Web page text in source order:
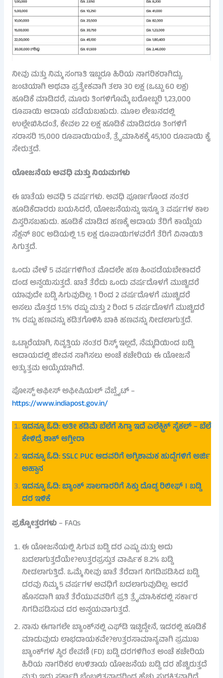
ನೀವು ಮತ್ತು ನಿಮ್ಮ ಸಂಗಾತಿ ಇಬ್ಬರೂ ಹಿರಿಯ ನಾಗರಿಕರಾಗಿದ್ದು,
ಜಂಟಿಯಾಗಿ ಅಥವಾ ಪ್ರತ್ಯೇಕವಾಗಿ ತಲಾ 30 ಲಕ್ಷ (ಒಟ್ಟು 60 ಲಕ್ಷ)
ಹೂಡಿಕೆ ಮಾಡಿದರೆ, ಮೂರು ತಿಂಗಳಿಗೊಮ್ಮೆ ಬರೋಬ್ಬರಿ 1,23,000
ರೂಪಾಯಿ ಆದಾಯ ಪಡೆಯಬಹುದು. ಮೂಲ ಲೇಖನದಲ್ಲಿ
ಉಲ್ಲೇಖಿಸಿದಂತೆ, ಕೇವಲ 22 ಲಕ್ಷ ಹೂಡಿಕೆ ಮಾಡಿದರೂ ತಿಂಗಳಿಗೆ
ಸರಾಸರಿ 15,000 ರೂಪಾಯಿಯಂತೆ, ತ್ರೈಮಾಸಿಕಕ್ಕೆ 45,100 ರೂಪಾಯಿ ಕೈ
ಸೇರುತ್ತದೆ.
ಯೋಜನೆಯ ಅವಧಿ ಮತ್ತು ನಿಯಮಗಳು
ಈ ಖಾತೆಯ ಅವಧಿ 5 ವರ್ಷಗಳು. ಅವಧಿ ಪೂರ್ಣಗೊಂಡ ನಂತರ
ಹೂಡಿಕೆದಾರರು ಬಯಸಿದರೆ, ಯೋಜನೆಯನ್ನು ಇನ್ನೂ 3 ವರ್ಷಗಳ ಕಾಲ
ವಿಸ್ತರಿಸಬಹುದು. ಹೂಡಿಕೆ ಮಾಡಿದ ಹಣಕ್ಕೆ ಆದಾಯ ತೆರಿಗೆ ಕಾಯ್ದೆಯ
ಸೆಕ್ಷನ್ 80C ಅಡಿಯಲ್ಲಿ 1.5 ಲಕ್ಷ ರೂಪಾಯಿಗಳವರೆಗೆ ತೆರಿಗೆ ವಿನಾಯಿತಿ
ಸಿಗುತ್ತದೆ.
ಒಂದು ವೇಳೆ 5 ವರ್ಷಗಳಿಗಿಂತ ಮೊದಲೇ ಹಣ ಹಿಂಪಡೆಯಬೇಕಾದರೆ
ದಂಡ ಅನ್ವಯಿಸುತ್ತದೆ. ಖಾತೆ ತೆರೆದು ಒಂದು ವರ್ಷದೊಳಗೆ ಮುಚ್ಚಿದರೆ
ಯಾವುದೇ ಬಡ್ಡಿ ಸಿಗುವುದಿಲ್ಲ. 1 ರಿಂದ 2 ವರ್ಷದೊಳಗೆ ಮುಚ್ಚಿದರೆ
ಅಸಲು ಮೊತ್ತದ 1.5% ರಷ್ಟು ಮತ್ತು 2 ರಿಂದ 5 ವರ್ಷದೊಳಗೆ ಮುಚ್ಚಿದರೆ
1% ರಷ್ಟು ಹಣವನ್ನು ಕಡಿತಗೊಳಿಸಿ ಬಾಕಿ ಹಣವನ್ನು ನೀಡಲಾಗುತ್ತದೆ.
ಒಟ್ಟಾರೆಯಾಗಿ, ನಿವೃತ್ತಿಯ ನಂತರ ರಿಸ್ಕ್ ಇಲ್ಲದೆ, ನೆಮ್ಮದಿಯಿಂದ ಬಡ್ಡಿ
ಆದಾಯದಲ್ಲಿ ಜೀವನ ಸಾಗಿಸಲು ಅಂಚೆ ಕಚೇರಿಯ ಈ ಯೋಜನೆ
ಅತ್ಯುತ್ತಮ ಆಯ್ಕೆಯಾಗಿದೆ.
ಪೋಸ್ಟ್ ಆಫೀಸ್ ಅಫೀಷಿಯಲ್ ವೆಬ್ಸೈಟ್ –
https://www.indiapost.gov.in/
ಇದನ್ನೂ ಓದಿ: ಅತೀ ಕಡಿಮೆ ಬೆಲೆಗೆ ಸಿಗ್ತಾ ಇದೆ ಎಲೆಕ್ಟ್ರಿಕ್ ಸೈಕಲ್ – ಬೆಲೆ
ಕೇಳಿದ್ರೆ ಶಾಕ್ ಆಗ್ತೀರಾ
ಇದನ್ನೂ ಓದಿ: SSLC PUC ಆದವರಿಗೆ ಅಗ್ನಿಶಾಮಕ ಹುದ್ದೆಗಳಿಗೆ ಅರ್ಜಿ
ಅಹ್ವಾನ
ಇದನ್ನೂ ಓದಿ: ಬ್ಯಾಂಕ್ ಸಾಲಗಾರರಿಗೆ ಸಿಕ್ತು ದೊಡ್ಡ ರಿಲೀಫ್ । ಬಡ್ಡಿ
ದರ ಇಳಿಕೆ
ಪ್ರಶ್ನೋತ್ತರಗಳು– FAQs
ಈ ಯೋಜನೆಯಲ್ಲಿ ಸಿಗುವ ಬಡ್ಡಿ ದರ ಎಷ್ಟು ಮತ್ತು ಅದು
ಬದಲಾಗುತ್ತದೆಯೇ?ಉತ್ತರಪ್ರಸ್ತುತ ವಾರ್ಷಿಕ 8.2% ಬಡ್ಡಿ
ನೀಡಲಾಗುತ್ತಿದೆ. ಒಮ್ಮೆ ನೀವು ಖಾತೆ ತೆರೆದಾಗ ನಿಗದಿಪಡಿಸಿದ ಬಡ್ಡಿ
ದರವು ನಿಮ್ಮ 5 ವರ್ಷಗಳ ಅವಧಿಗೆ ಬದಲಾಗುವುದಿಲ್ಲ. ಆದರೆ
ಹೊಸದಾಗಿ ಖಾತೆ ತೆರೆಯುವವರಿಗೆ ಪ್ರತಿ ತ್ರೈಮಾಸಿಕದಲ್ಲಿ ಸರ್ಕಾರ
ನಿಗದಿಪಡಿಸುವ ದರ ಅನ್ವಯವಾಗುತ್ತದೆ.
ನಾನು ಈಗಾಗಲೇ ಬ್ಯಾಂಕ್‌ನಲ್ಲಿ ಎಫ್‌ಡಿ ಇಟ್ಟಿದ್ದೇನೆ, ಇದರಲ್ಲಿ ಹೂಡಿಕೆ
ಮಾಡುವುದು ಲಾಭದಾಯಕವೇ?ಉತ್ತರಸಾಮಾನ್ಯವಾಗಿ ಪ್ರಮುಖ
ಬ್ಯಾಂಕ್‌ಗಳ ಸ್ಥಿರ ಠೇವಣಿ (FD) ಬಡ್ಡಿ ದರಗಳಿಗಿಂತ ಅಂಚೆ ಕಚೇರಿಯ
ಹಿರಿಯ ನಾಗರಿಕರ ಉಳಿತಾಯ ಯೋಜನೆಯ ಬಡ್ಡಿ ದರ ಹೆಚ್ಚಿರುತ್ತದೆ